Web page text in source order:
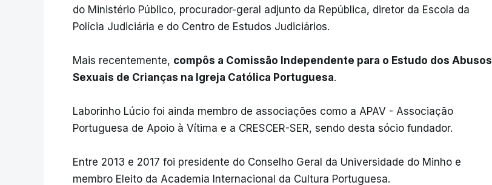
do Ministério Público, procurador-geral adjunto da República, diretor da Escola da
Polícia Judiciária e do Centro de Estudos Judiciários.
Mais recentemente, compôs a Comissão Independente para o Estudo dos Abusos
Sexuais de Crianças na Igreja Católica Portuguesa.
Laborinho Lúcio foi ainda membro de associações como a APAV - Associação
Portuguesa de Apoio à Vítima e a CRESCER-SER, sendo desta sócio fundador.
Entre 2013 e 2017 foi presidente do Conselho Geral da Universidade do Minho e
membro Eleito da Academia Internacional da Cultura Portuguesa.